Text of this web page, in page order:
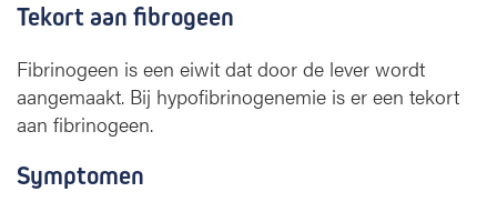
Tekort aan fibrogeen
Fibrinogeen is een eiwit dat door de lever wordt
aangemaakt. Bij hypofibrinogenemie is er een tekort
aan fibrinogeen.
Symptomen